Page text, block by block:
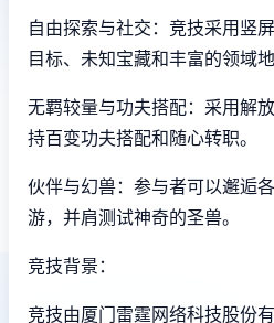
自由探索与社交：竞技采用竖
目标、未知宝藏和丰富的领域地
无羁较量与功夫搭配：采用解
持百变功夫搭配和随心转职。
伙伴与幻兽：参与者可以邂逅
游，并肩测试神奇的圣兽。
竞技背景：
竞技由厦门雷霆网络科技股份